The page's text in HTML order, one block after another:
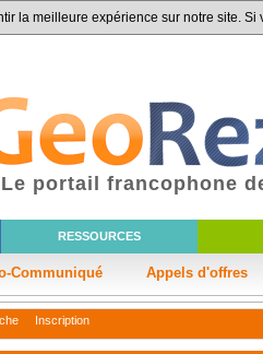
la meilleure expérience sur notre site.
RESSOURCES
Communiqué Appels d'offres
Le portail francophone
Inscription